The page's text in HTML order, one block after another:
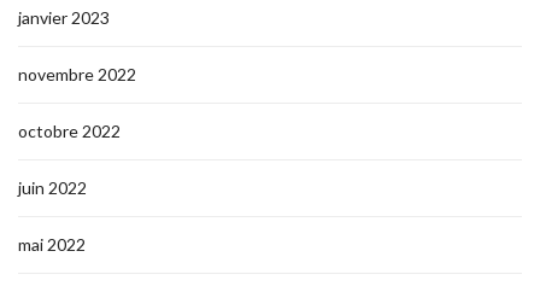
janvier 2023
novembre 2022
octobre 2022
juin 2022
mai 2022